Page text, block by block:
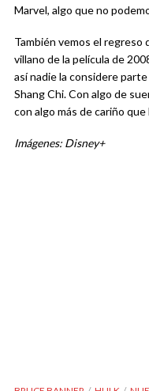
Marvel, algo que no
También vemos el regreso
villano de la película de
así nadie la considere
Shang Chi. Con algo de
con algo más de cariño que
Imágenes: Disney+